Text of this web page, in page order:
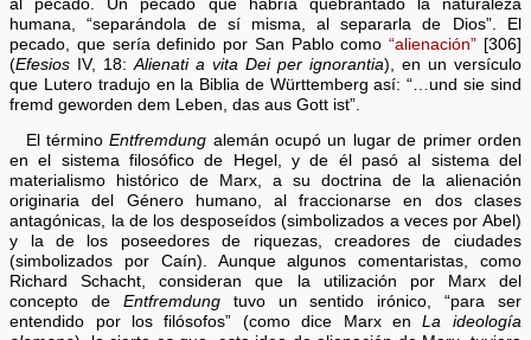
al pecado. Un pecado que habría quebrantado la naturaleza
humana, “separándola de sí misma, al separarla de Dios”. El
pecado, que sería definido por San Pablo como“alienación” [306]
(Efesios IV, 18:Alienati a vita Dei per ignorantia), en un versículo
que Lutero tradujo en la Biblia de Württemberg así: “…und sie sind
fremd geworden dem Leben, das aus Gott ist”.
El términoEntfremdung alemán ocupó un lugar de primer orden
en el sistema filosófico de Hegel, y de él pasó al sistema del
materialismo histórico de Marx, a su doctrina de la alienación
originaria del Género humano, al fraccionarse en dos clases
antagónicas, la de los desposeídos (simbolizados a veces por Abel)
y la de los poseedores de riquezas, creadores de ciudades
(simbolizados por Caín). Aunque algunos comentaristas, como
Richard Schacht, consideran que la utilización por Marx del
concepto de Entfremdungtuvo un sentido irónico, “para ser
entendido por los filósofos” (como dice Marx enLa ideología